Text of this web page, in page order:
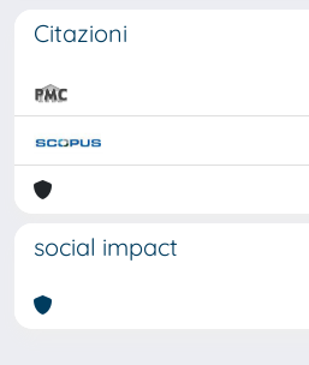
Citazioni
social impact